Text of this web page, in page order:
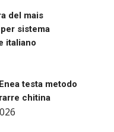
del mais
sistema
italiano
testa metodo
chitina